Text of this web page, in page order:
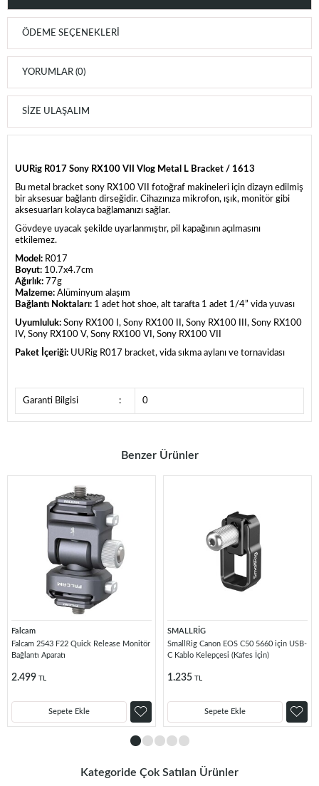
ÖDEME SEÇENEKLERI
YORUMLAR (0)
SIZE ULAŞALIM
UURig R017 Sony RX100 VII Vlog Metal L Bracket / 1613
Bu metal bracket sony RX100 VII fotoğraf makineleri için dizayn edilmiş
bir aksesuar bağlantı dirseğidir. Cihazınıza mikrofon, ışık, monitör gibi
aksesuarları kolayca bağlamanızı sağlar.
Gövdeye uyacak şekilde uyarlanmıştır, pil kapağının açılmasını
etkilemez.
Model: R017
Boyut: 10.7x4.7cm
Ağırlık: 77g
Malzeme: Alüminyum alaşım
Bağlantı Noktaları: 1 adet hot shoe, alt tarafta 1 adet 1/4” vida yuvası
Uyumluluk: Sony RX100 I, Sony RX100 II, Sony RX100 III, Sony RX100
IV, Sony RX100 V, Sony RX100 VI, Sony RX100 VII
Paket İçeriği: UURig R017 bracket, vida sıkma aylanı ve tornavidası
Garanti Bilgisi : 0
Benzer Ürünler
Falcam
Falcam 2543 F22 Quick Release Monitör
Bağlantı Aparatı
2.499 TL
Sepete Ekle
SMALLRİG
SmallRig Canon EOS C50 5660 için USB-
C Kablo Kelepçesi (Kafes İçin)
1.235 TL
Sepete Ekle
Kategoride Çok Satılan Ürünler